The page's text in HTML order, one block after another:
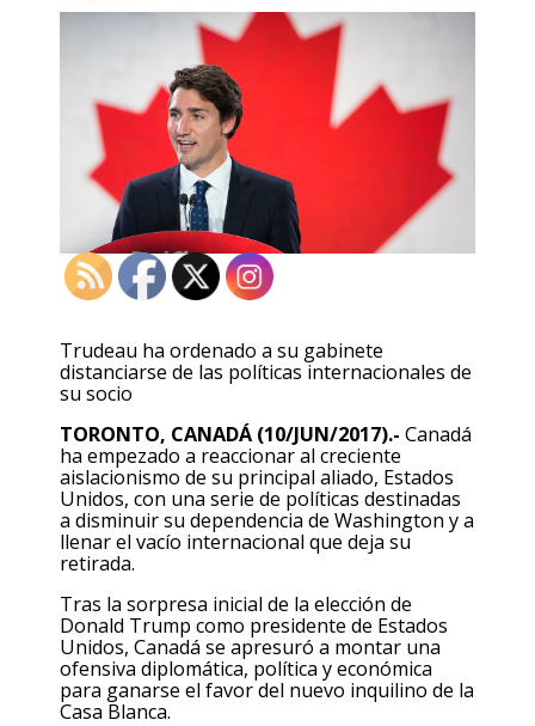
Trudeau ha ordenado a su gabinete
distanciarse de las políticas internacionales de
su socio
TORONTO, CANADÁ (10/JUN/2017).- Canadá
ha empezado a reaccionar al creciente
aislacionismo de su principal aliado, Estados
Unidos, con una serie de políticas destinadas
a disminuir su dependencia de Washington y a
llenar el vacío internacional que deja su
retirada.
Tras la sorpresa inicial de la elección de
Donald Trump como presidente de Estados
Unidos, Canadá se apresuró a montar una
ofensiva diplomática, política y económica
para ganarse el favor del nuevo inquilino de la
Casa Blanca.